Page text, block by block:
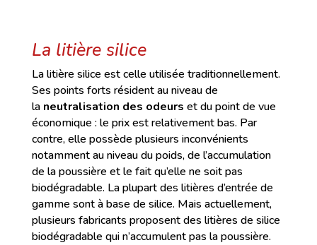
La litière silice
La litière silice est celle utilisée traditionnellement.
Ses points forts résident au niveau de
la neutralisation des odeurs et du point de vue
économique : le prix est relativement bas. Par
contre, elle possède plusieurs inconvénients
notamment au niveau du poids, de l’accumulation
de la poussière et le fait qu’elle ne soit pas
biodégradable. La plupart des litières d’entrée de
gamme sont à base de silice. Mais actuellement,
plusieurs fabricants proposent des litières de silice
biodégradable qui n’accumulent pas la poussière.